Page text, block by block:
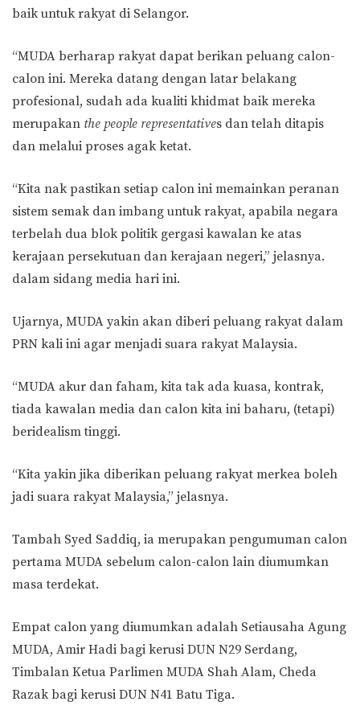
baik untuk rakyat di Selangor.
“MUDA berharap rakyat dapat berikan peluang calon-
calon ini. Mereka datang dengan latar belakang
profesional, sudah ada kualiti khidmat baik mereka
merupakan the people representatives dan telah ditapis
dan melalui proses agak ketat.
“Kita nak pastikan setiap calon ini memainkan peranan
sistem semak dan imbang untuk rakyat, apabila negara
terbelah dua blok politik gergasi kawalan ke atas
kerajaan persekutuan dan kerajaan negeri,” jelasnya.
dalam sidang media hari ini.
Ujarnya, MUDA yakin akan diberi peluang rakyat dalam
PRN kali ini agar menjadi suara rakyat Malaysia.
“MUDA akur dan faham, kita tak ada kuasa, kontrak,
tiada kawalan media dan calon kita ini baharu, (tetapi)
beridealism tinggi.
“Kita yakin jika diberikan peluang rakyat merkea boleh
jadi suara rakyat Malaysia,” jelasnya.
Tambah Syed Saddiq, ia merupakan pengumuman calon
pertama MUDA sebelum calon-calon lain diumumkan
masa terdekat.
Empat calon yang diumumkan adalah Setiausaha Agung
MUDA, Amir Hadi bagi kerusi DUN N29 Serdang,
Timbalan Ketua Parlimen MUDA Shah Alam, Cheda
Razak bagi kerusi DUN N41 Batu Tiga.